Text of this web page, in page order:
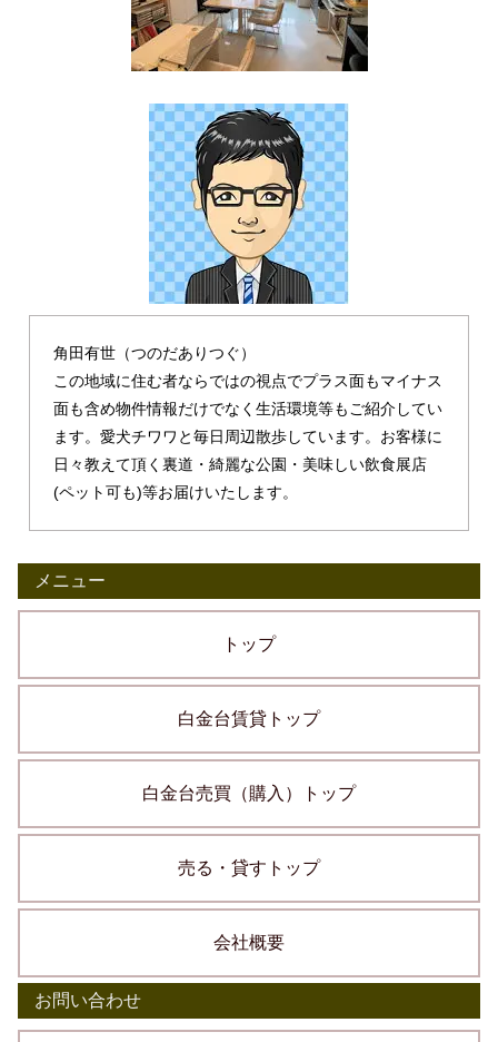
角田有世（つのだありつぐ）
この地域に住む者ならではの視点でプラス面もマイナス
面も含め物件情報だけでなく生活環境等もご紹介してい
ます。愛犬チワワと毎日周辺散歩しています。お客様に
日々教えて頂く裏道・綺麗な公園・美味しい飲食展店
(ペット可も)等お届けいたします。
メニュー
トップ
白金台賃貸トップ
白金台売買（購入）トップ
売る・貸すトップ
会社概要
お問い合わせ